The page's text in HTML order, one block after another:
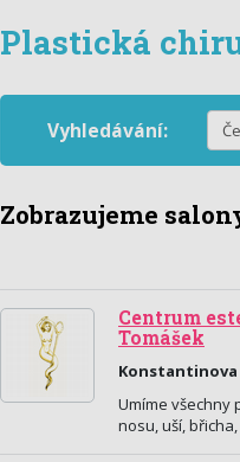
Plastická
Vyhledávání:
Zobrazujeme
Centrum
Tomášek
Konstantinova
Umíme všechny
nosu, uší,